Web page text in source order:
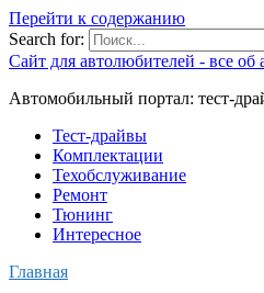
Перейти к содержанию
Search for:
Сайт для автолюбителей - все об
Автомобильный портал: тест-
Тест-драйвы
Комплектации
Техобслуживание
Ремонт
Тюнинг
Интересное
Главная